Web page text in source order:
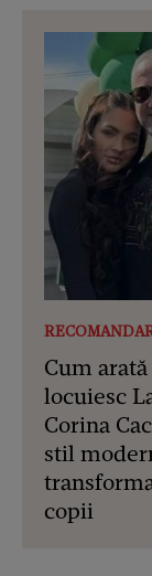
Cum
locuiesc
Corina
stil
copii